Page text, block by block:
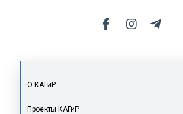
О КАГиР
Проекты КАГиР